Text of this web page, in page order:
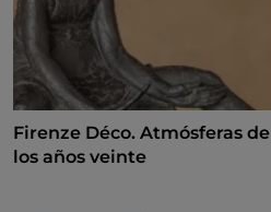
Firenze Déco. Atmósferas de
los años veinte